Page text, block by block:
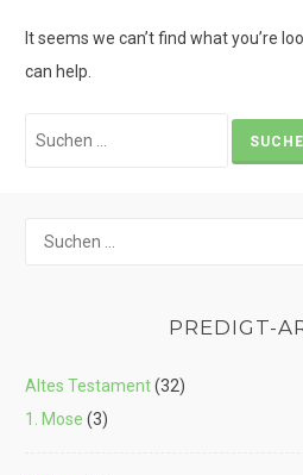
It seems we can’t find what you’re
can help.
PREDIGT-
Altes Testament(32)
1. Mose (3)